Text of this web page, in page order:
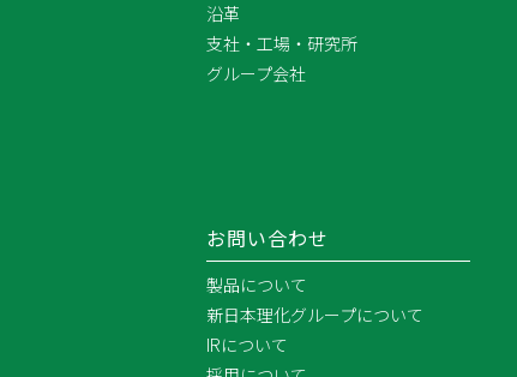
沿革
支社・工場・研究所
グループ会社
お問い合わせ
製品について
新日本理化グループについて
IRについて